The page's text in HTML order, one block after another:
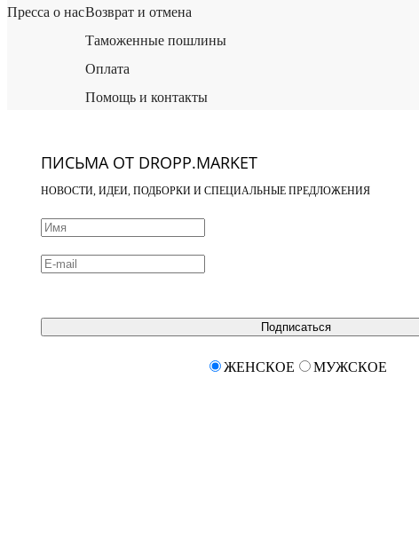
Пресса о насВозврат и отмена
Таможенные пошлины
Оплата
Помощь и контакты
ПИСЬМА ОТ DROPP.MARKET
НОВОСТИ, ИДЕИ, ПОДБОРКИ И СПЕЦИАЛЬНЫЕ ПРЕДЛОЖЕНИЯ
Подписаться
ЖЕНСКОЕ МУЖСКОЕ